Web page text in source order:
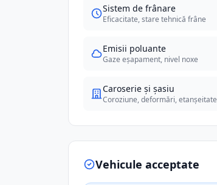
Sistem de frânare
Eficacitate, stare tehnică frâne
Emisii poluante
Gaze eșapament, nivel noxe
Caroserie și șasiu
Coroziune, deformări, etanșeitate
Vehicule acceptate